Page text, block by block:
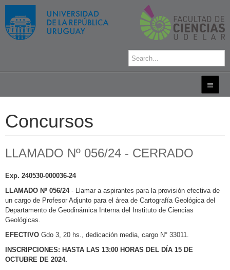
Concursos
LLAMADO Nº 056/24 - CERRADO
Exp. 240530-000036-24
LLAMADO Nº 056/24- Llamar a aspirantes para la provisión efectiva de
un cargo de Profesor Adjunto para el área de Cartografía Geológica del
Departamento de Geodinámica Interna del Instituto de Ciencias
Geológicas.
EFECTIVO Gdo 3, 20 hs., dedicación media, cargo N° 33011.
INSCRIPCIONES: HASTA LAS 13:00 HORAS DEL DÍA 15 DE
OCTUBRE DE 2024.